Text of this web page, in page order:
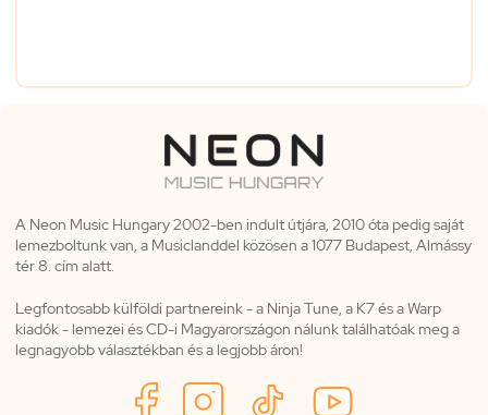
A Neon Music Hungary 2002-ben indult útjára, 2010 óta pedig saját
lemezboltunk van, a Musiclanddel közösen a 1077 Budapest, Almássy
tér 8. cím alatt.
Legfontosabb külföldi partnereink - a Ninja Tune, a K7 és a Warp
kiadók - lemezei és CD-i Magyarországon nálunk találhatóak meg a
legnagyobb választékban és a legjobb áron!